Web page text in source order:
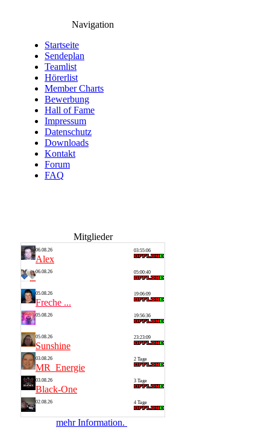
Navigation
Startseite
Sendeplan
Teamlist
Hörerlist
Member Charts
Bewerbung
Hall of Fame
Impressum
Datenschutz
Downloads
Kontakt
Forum
FAQ
Mitglieder
06.08.26
Alex
03:55:06
06.08.26 05:00:40
05.08.26
Freche ...
19:06:09
05.08.26 19:56:36
05.08.26
Sunshine
23:23:09
03.08.26
MR_Energie
2 Tage
03.08.26
Black-One
3 Tage
02.08.26 4 Tage
mehr Information.